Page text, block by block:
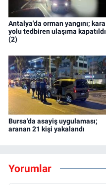
Antalya'da orman yangını; kara
yolu tedbiren ulaşıma kapatıldı
(2)
Bursa'da asayiş uygulaması;
aranan 21 kişi yakalandı
Yorumlar